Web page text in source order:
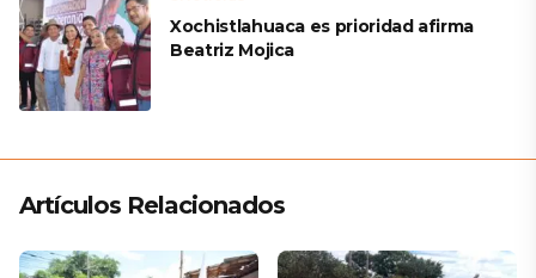
Xochistlahuaca es prioridad afirma
Beatriz Mojica
Artículos Relacionados